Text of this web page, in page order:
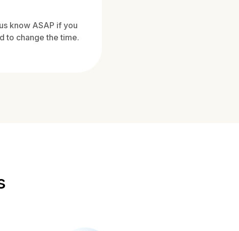
know ASAP if you
to change the time.